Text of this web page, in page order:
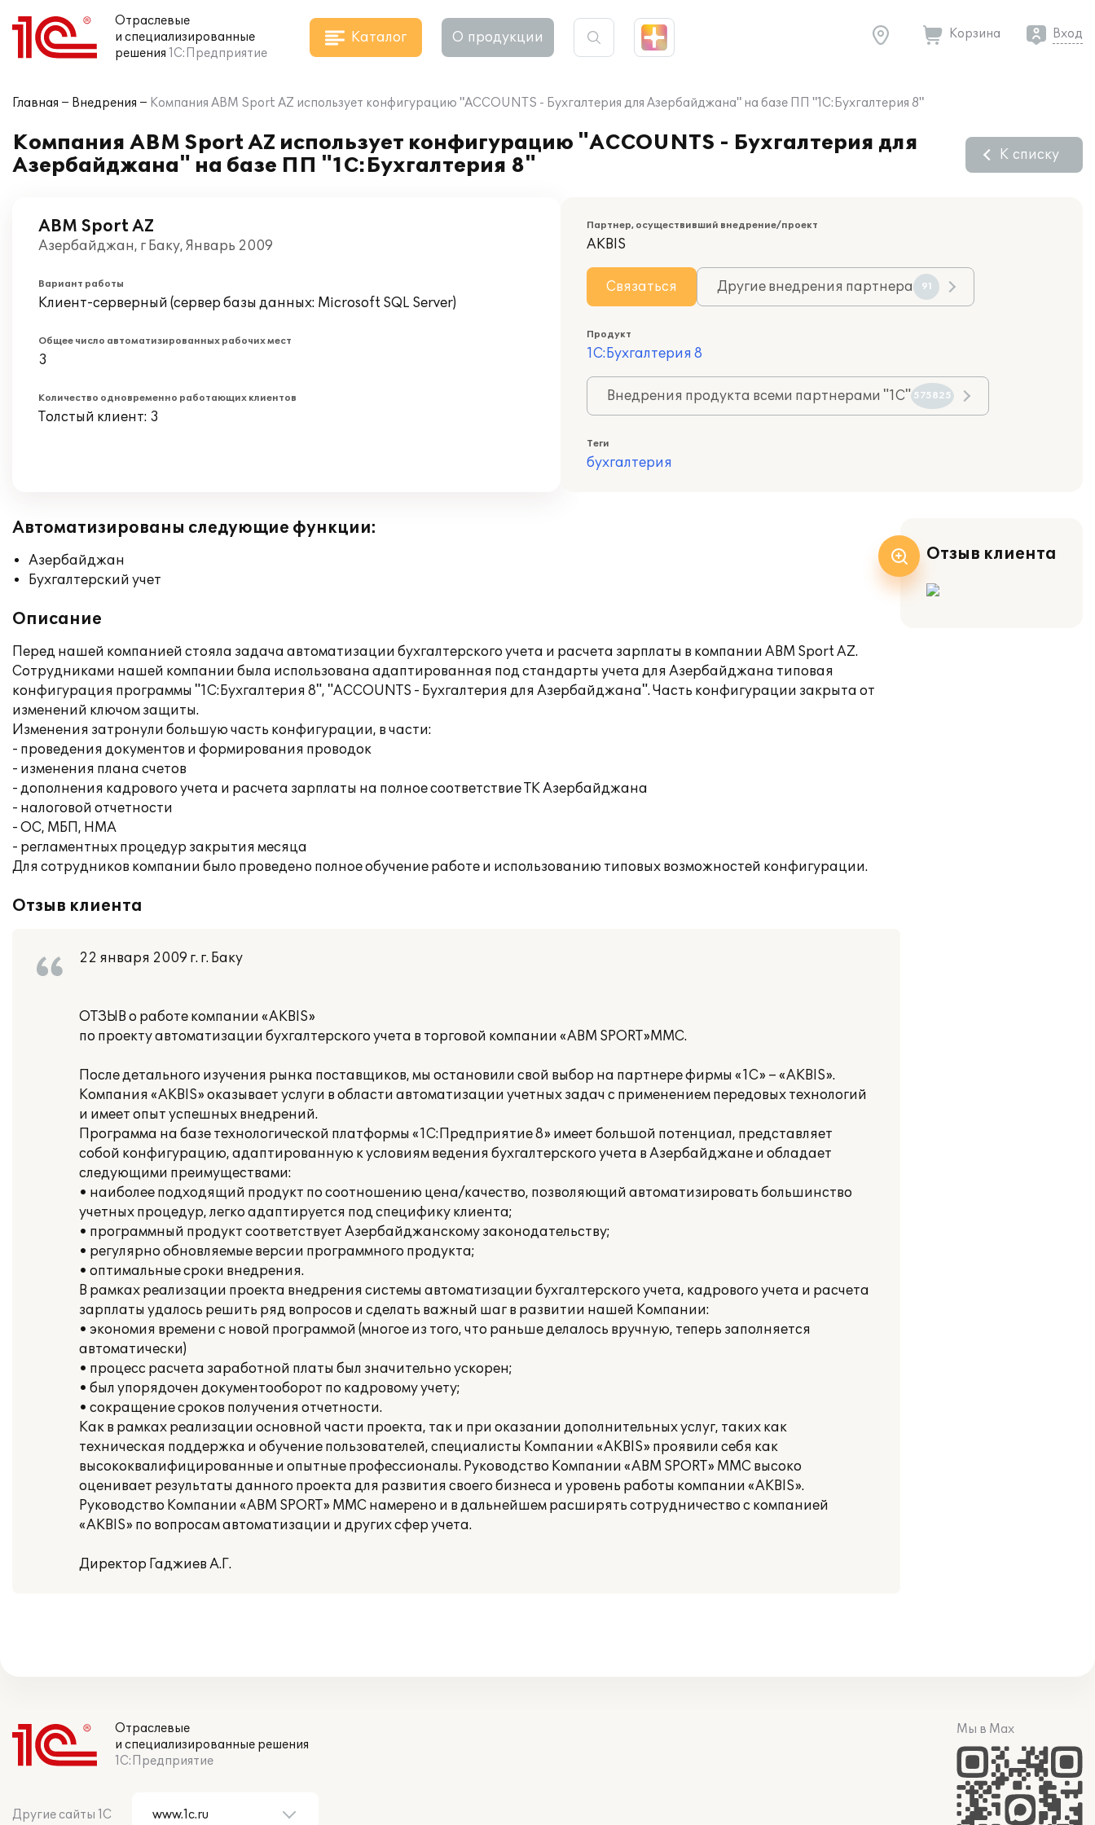
Отраслевые
и специализированные
решения 1С:Предприятие
Каталог О продукции Корзина Вход
Главная Внедрения Компания ABM Sport AZ использует конфигурацию "ACCOUNTS - Бухгалтерия для Азербайджана" на базе ПП "1С:Бухгалтерия 8"
Компания ABM Sport AZ использует конфигурацию "ACCOUNTS - Бухгалтерия для
Азербайджана" на базе ПП "1С:Бухгалтерия 8"
К списку
ABM Sport AZ
Азербайджан, г Баку, Январь 2009
Вариант работы
Клиент-серверный (сервер базы данных: Microsoft SQL Server)
Общее число автоматизированных рабочих мест
3
Количество одновременно работающих клиентов
Толстый клиент: 3
Партнер, осуществивший внедрение/проект
AKBIS
Связаться Другие внедрения партнера 91
Продукт
1С:Бухгалтерия 8
Внедрения продукта всеми партнерами "1С" 575825
Теги
бухгалтерия
Автоматизированы следующие функции:
Азербайджан
Бухгалтерский учет
Описание
Перед нашей компанией стояла задача автоматизации бухгалтерского учета и расчета зарплаты в компании ABM Sport AZ.
Сотрудниками нашей компании была использована адаптированная под стандарты учета для Азербайджана типовая
конфигурация программы "1С:Бухгалтерия 8", "ACCOUNTS - Бухгалтерия для Азербайджана". Часть конфигурации закрыта от
изменений ключом защиты.
Изменения затронули большую часть конфигурации, в части:
- проведения документов и формирования проводок
- изменения плана счетов
- дополнения кадрового учета и расчета зарплаты на полное соответствие ТК Азербайджана
- налоговой отчетности
- ОС, МБП, НМА
- регламентных процедур закрытия месяца
Для сотрудников компании было проведено полное обучение работе и использованию типовых возможностей конфигурации.
Отзыв клиента
22 января 2009 г. г. Баку
ОТЗЫВ о работе компании «AKBIS»
по проекту автоматизации бухгалтерского учета в торговой компании «ABM SPORT»MMC.
После детального изучения рынка поставщиков, мы остановили свой выбор на партнере фирмы «1С» – «AKBIS».
Компания «AKBIS» оказывает услуги в области автоматизации учетных задач с применением передовых технологий
и имеет опыт успешных внедрений.
Программа на базе технологической платформы «1С:Предприятие 8» имеет большой потенциал, представляет
собой конфигурацию, адаптированную к условиям ведения бухгалтерского учета в Азербайджане и обладает
следующими преимуществами:
• наиболее подходящий продукт по соотношению цена/качество, позволяющий автоматизировать большинство
учетных процедур, легко адаптируется под специфику клиента;
• программный продукт соответствует Азербайджанскому законодательству;
• регулярно обновляемые версии программного продукта;
• оптимальные сроки внедрения.
В рамках реализации проекта внедрения системы автоматизации бухгалтерского учета, кадрового учета и расчета
зарплаты удалось решить ряд вопросов и сделать важный шаг в развитии нашей Компании:
• экономия времени с новой программой (многое из того, что раньше делалось вручную, теперь заполняется
автоматически)
• процесс расчета заработной платы был значительно ускорен;
• был упорядочен документооборот по кадровому учету;
• сокращение сроков получения отчетности.
Как в рамках реализации основной части проекта, так и при оказании дополнительных услуг, таких как
техническая поддержка и обучение пользователей, специалисты Компании «AKBIS» проявили себя как
высококвалифицированные и опытные профессионалы. Руководство Компании «ABM SPORT» MMC высоко
оценивает результаты данного проекта для развития своего бизнеса и уровень работы компании «AKBIS».
Руководство Компании «ABM SPORT» MMC намерено и в дальнейшем расширять сотрудничество с компанией
«AKBIS» по вопросам автоматизации и других сфер учета.
Директор Гаджиев А.Г.
Отзыв клиента
Отраслевые
и специализированные решения
1С:Предприятие
Другие сайты 1С
Мы в Max